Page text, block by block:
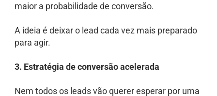
maior a probabilidade de conversão.
A ideia é deixar o lead cada vez mais preparado
para agir.
3. Estratégia de conversão acelerada
Nem todos os leads vão querer esperar por uma